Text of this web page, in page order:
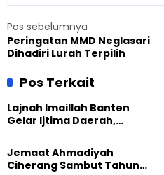
Pos sebelumnya
Peringatan MMD Neglasari
Dihadiri Lurah Terpilih
Pos Terkait
Lajnah Imaillah Banten
Gelar Ijtima Daerah,
Tangguh
Jemaat Ahmadiyah
Ciherang Sambut Tahun